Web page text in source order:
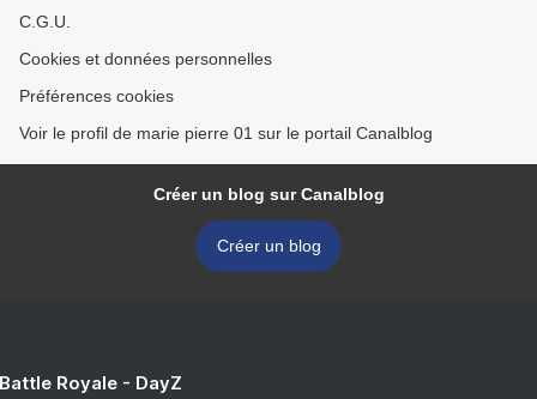
C.G.U.
Cookies et données personnelles
Préférences cookies
Voir le profil de marie pierre 01 sur le portail Canalblog
Créer un blog sur Canalblog
Créer un blog
Royale - DayZ